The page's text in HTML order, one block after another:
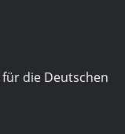
die Deutschen